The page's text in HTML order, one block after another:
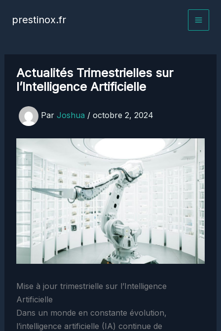
prestinox.fr
Actualités Trimestrielles sur
l’Intelligence Artificielle
Par Joshua / octobre 2, 2024
Mise à jour trimestrielle sur l’Intelligence
Artificielle
Dans un monde en constante évolution,
l’intelligence artificielle (IA) continue de